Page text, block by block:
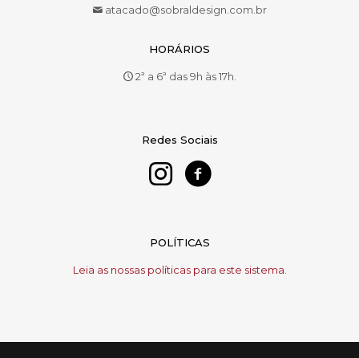
atacado@sobraldesign.com.br
HORÁRIOS
2ª a 6ª das 9h às 17h.
Redes Sociais
POLÍTICAS
Leia as nossas políticas para este sistema.